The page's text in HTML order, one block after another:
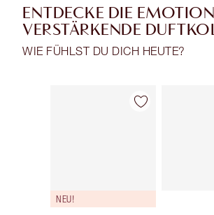
ENTDECKE DIE
VERSTÄRKENDE
WIE FÜHLST DU DICH HEUTE?
Artikel 1 von 29
NEU!